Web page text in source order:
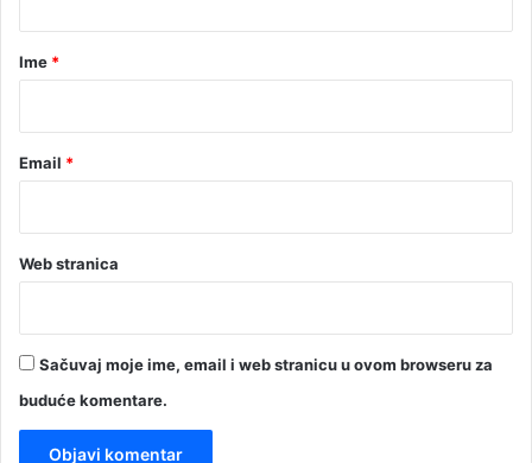
rIme *
Email *
Web stranica
Sačuvaj moje ime, email i web stranicu u ovom browseru za
buduće komentare.